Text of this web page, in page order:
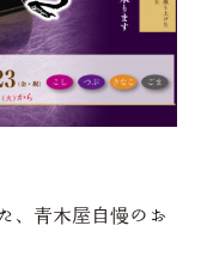
、青木屋自慢のお